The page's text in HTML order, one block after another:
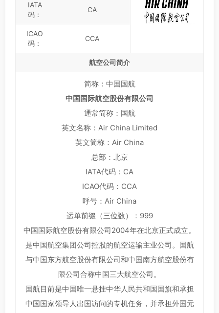
IATA
码：
CA
ICAO
码：
CCA
航空公司简介
简称：中国国航
中国国际航空股份有限公司
通常简称：国航
英文名称：Air China Limited
英文简称：Air China
总部：北京
IATA代码：CA
ICAO代码：CCA
呼号：Air China
运单前缀（三位数）：999
中国国际航空股份有限公司2004年在北京正式成立。
是中国航空集团公司控股的航空运输主业公司。国航
与中国东方航空股份有限公司和中国南方航空股份有
限公司合称中国三大航空公司。
国航目前是中国唯一悬挂中华人民共和国国旗和承担
中国国家领导人出国访问的专机任务，并承担外国元